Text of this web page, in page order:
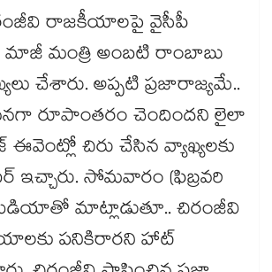
రాజకీయాలపై వైసీపీ
మంత్రి అంబటి రాంబాబు
చేశారు. అప్పటి ప్రజారాజ్యమే..
రూపాంతరం చెందిందని లైలా
ఈవెంట్లో చిరు చేసిన వ్యాఖ్యలకు
ఇచ్చారు. సోమవారం (ఫిబ్రవరి
మాట్లాడుతూ.. చిరంజీవి
పనికిరారని హాట్